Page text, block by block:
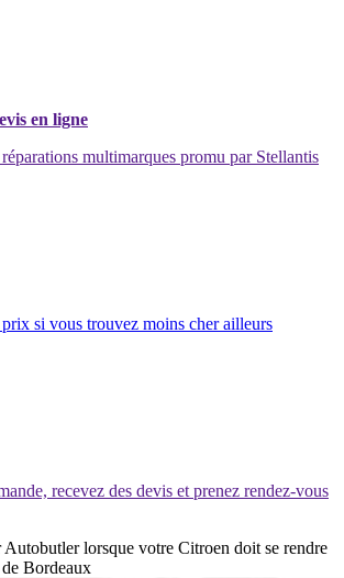
en ligne
multimarques promu par Stellantis
si vous trouvez moins cher ailleurs
recevez des devis et prenez rendez-vous
lorsque votre Citroen doit se rendre
Bordeaux